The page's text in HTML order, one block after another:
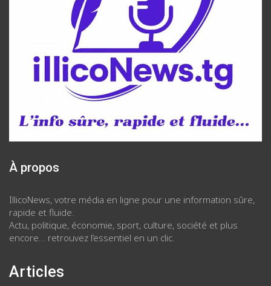
À propos
IllicoNews, votre média en ligne pour une information sûre,
rapide et fluide.
Actu, politique, économie, sport, culture, société et plus
encore… retrouvez l’essentiel en un clic.
Articles